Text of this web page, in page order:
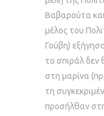
Βαβαρούτα
μέλος του
Γούβη)
το σπιράλ δεν
στη μαρίνα
τη
προσήλθαν